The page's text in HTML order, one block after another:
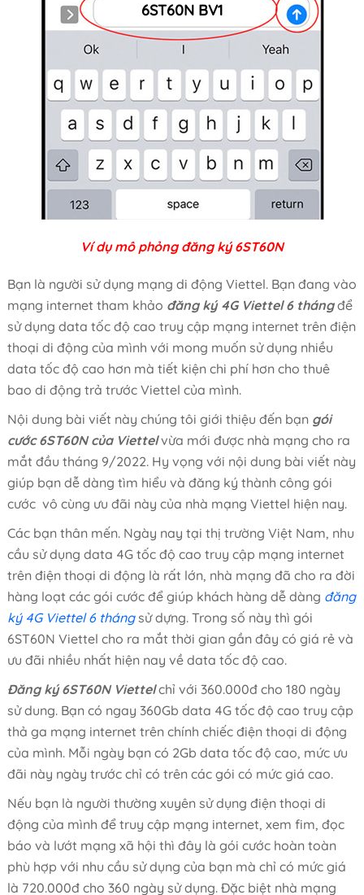
6ST60N BV1
Ví dụ mô phỏng đăng ký 6ST60N
Bạn là người sử dụng mạng di động Viettel. Bạn đang vào
mạng internet tham khảo đăng ký 4G Viettel 6 thángđể
sử dụng data tốc độ cao truy cập mạng internet trên điện
thoại di động của mình với mong muốn sử dụng nhiều
data tốc độ cao hơn mà tiết kiện chi phí hơn cho thuê
bao di động trả trước Viettel của mình.
Nội dung bài viết này chúng tôi giới thiệu đến bạn gói
cước 6ST60N của Viettelvừa mới được nhà mạng cho ra
mắt đầu tháng 9/2022. Hy vọng với nội dung bài viết này
giúp bạn dễ dàng tìm hiểu và đăng ký thành công gói
cước vô cùng ưu đãi này của nhà mạng Viettel hiện nay.
Các bạn thân mến. Ngày nay tại thị trường Việt Nam, nhu
cầu sử dụng data 4G tốc độ cao truy cập mạng internet
trên điện thoại di động là rất lớn, nhà mạng đã cho ra đời
hàng loạt các gói cước để giúp khách hàng dễ dàng đăng
ký 4G Viettel 6 thángsử dựng. Trong số này thì gói
6ST60N Viettel cho ra mắt thời gian gần đây có giá rẻ và
ưu đãi nhiều nhất hiện nay về data tốc độ cao.
Đăng ký 6ST60N Viettelchỉ với 360.000đ cho 180 ngày
sử dung. Bạn có ngay 360Gb data 4G tốc độ cao truy cập
thả ga mạng internet trên chính chiếc điện thoại di động
của mình. Mỗi ngày bạn có 2Gb data tốc độ cao, mức ưu
đãi này ngày trước chỉ có trên các gói có mức giá cao.
Nếu bạn là người thường xuyên sử dụng điện thoại di
động của mình để truy cập mạng internet, xem fim, đọc
báo và lướt mạng xã hội thì đây là gói cước hoàn toàn
phù hợp với nhu cầu sử dụng của bạn mà chỉ có mức giá
là 720.000đ cho 360 ngày sử dụng. Đặc biệt nhà mạng